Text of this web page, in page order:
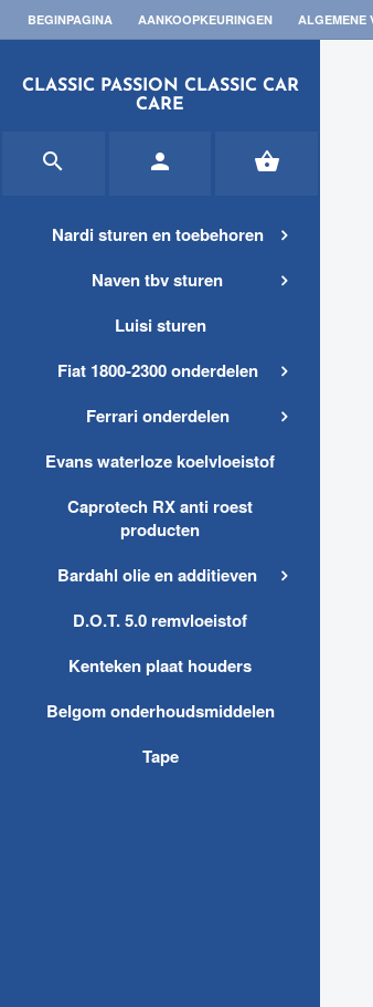
BEGINPAGINA AANKOOPKEURINGEN ALGEMENE
CLASSIC PASSION CLASSIC CAR
CARE
  
Nardi sturen en toebehoren
Naven tbv sturen
Luisi sturen
Fiat 1800-2300 onderdelen
Ferrari onderdelen
Evans waterloze koelvloeistof
Caprotech RX anti roest
producten
Bardahl olie en additieven
D.O.T. 5.0 remvloeistof
Kenteken plaat houders
Belgom onderhoudsmiddelen
Tape